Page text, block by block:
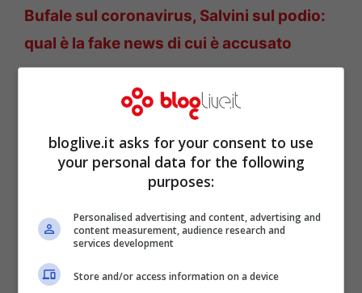
Bufale sul coronavirus, Salvini sul podio:
qual è la fake news di cui è accusato
WhatsApp, in arrivo uno
strumento per verificare le
bufale
bloglive.it asks for your consent to use
your personal data for the following
purposes:
Personalised advertising and content, advertising and
content measurement, audience research and
services development
Store and/or access information on a device